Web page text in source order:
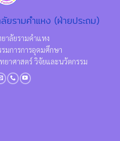
ยรามคำแหง (ฝ่ายประถม)
าลัยรามคำแหง
มการการอุดมศึกษา
ยาศาสตร์ วิจัยและนวัตกรรม